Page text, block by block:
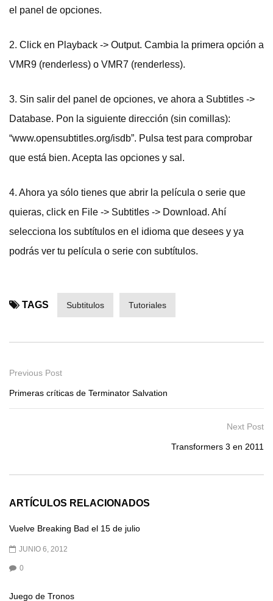
el panel de opciones.
2. Click en Playback -> Output. Cambia la primera opción a
VMR9 (renderless) o VMR7 (renderless).
3. Sin salir del panel de opciones, ve ahora a Subtitles ->
Database. Pon la siguiente dirección (sin comillas):
“www.opensubtitles.org/isdb”. Pulsa test para comprobar
que está bien. Acepta las opciones y sal.
4. Ahora ya sólo tienes que abrir la película o serie que
quieras, click en File -> Subtitles -> Download. Ahí
selecciona los subtítulos en el idioma que desees y ya
podrás ver tu película o serie con subtítulos.
TAGS Subtitulos Tutoriales
Previous Post
Primeras críticas de Terminator Salvation
Next Post
Transformers 3 en 2011
ARTÍCULOS RELACIONADOS
Vuelve Breaking Bad el 15 de julio
JUNIO 6, 2012
0
Juego de Tronos